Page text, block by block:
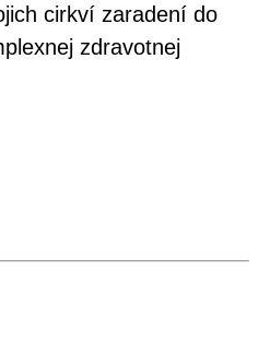
cirkví zaradení do
zdravotnej